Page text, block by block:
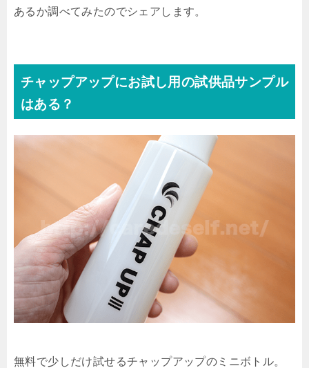
あるか調べてみたのでシェアします。
チャップアップにお試し用の試供品サンプル
はある？
無料で少しだけ試せるチャップアップのミニボトル。